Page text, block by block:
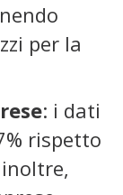
per la
: i dati
rispetto